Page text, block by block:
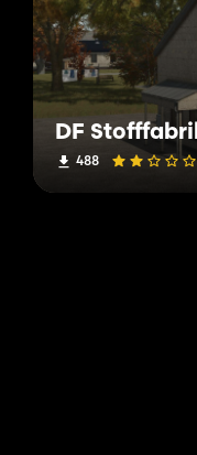
DF
488